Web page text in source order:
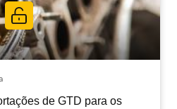
de GTD para os